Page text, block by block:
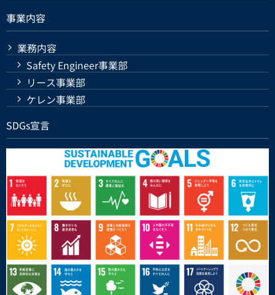
事業内容
業務内容
Safety Engineer事業部
リース事業部
ケレン事業部
SDGs宣言